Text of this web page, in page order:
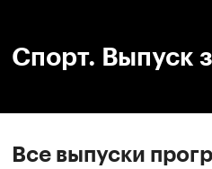
Спорт. Выпуск
Все выпуски